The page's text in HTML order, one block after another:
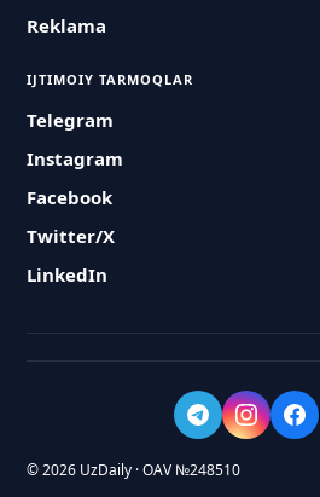
Reklama
IJTIMOIY TARMOQLAR
Telegram
Instagram
Facebook
Twitter/X
LinkedIn
© 2026 UzDaily · OAV №248510